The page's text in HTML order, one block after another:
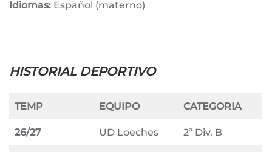
Idiomas: Español (materno)
HISTORIAL DEPORTIVO
TEMP EQUIPO CATEGORIA
26/27 UD Loeches 2ª Div. B